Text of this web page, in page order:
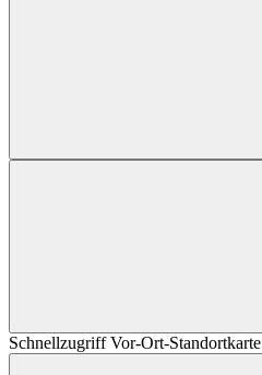
Schnellzugriff Vor-Ort-Standortkarte